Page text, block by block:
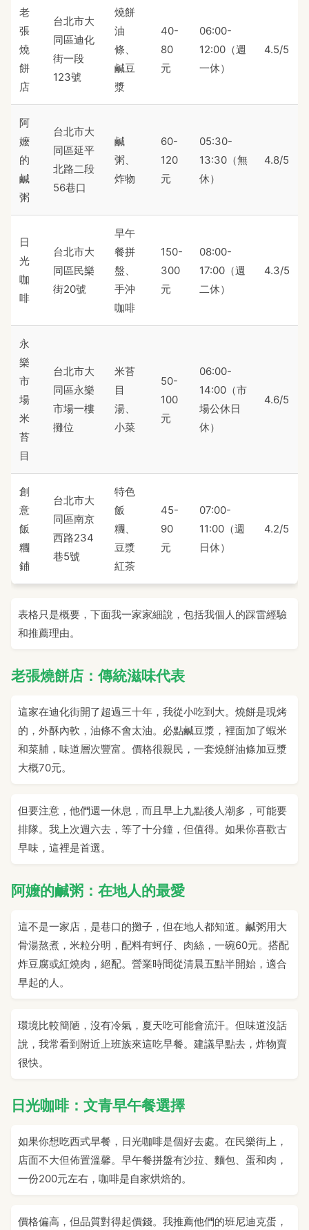
老
張
燒
餅
店
台北市大
同區迪化
街一段
123號
燒餅
油
條、
鹹豆
漿
40-
80
元
06:00-
12:00（週
一休）
4.5/5
阿
嬤
的
鹹
粥
台北市大
同區延平
北路二段
56巷口
鹹
粥、
炸物
60-
120
元
05:30-
13:30（無
休）
4.8/5
日
光
咖
啡
台北市大
同區民樂
街20號
早午
餐拼
盤、
手沖
咖啡
150-
300
元
08:00-
17:00（週
二休）
4.3/5
永
樂
市
場
米
苔
目
台北市大
同區永樂
市場一樓
攤位
米苔
目
湯、
小菜
50-
100
元
06:00-
14:00（市
場公休日
休）
4.6/5
創
意
飯
糰
鋪
台北市大
同區南京
西路234
巷5號
特色
飯
糰、
豆漿
紅茶
45-
90
元
07:00-
11:00（週
日休）
4.2/5
表格只是概要，下面我一家家細說，包括我個人的踩雷經驗
和推薦理由。
老張燒餅店：傳統滋味代表
這家在迪化街開了超過三十年，我從小吃到大。燒餅是現烤
的，外酥內軟，油條不會太油。必點鹹豆漿，裡面加了蝦米
和菜脯，味道層次豐富。價格很親民，一套燒餅油條加豆漿
大概70元。
但要注意，他們週一休息，而且早上九點後人潮多，可能要
排隊。我上次週六去，等了十分鐘，但值得。如果你喜歡古
早味，這裡是首選。
阿嬤的鹹粥：在地人的最愛
這不是一家店，是巷口的攤子，但在地人都知道。鹹粥用大
骨湯熬煮，米粒分明，配料有蚵仔、肉絲，一碗60元。搭配
炸豆腐或紅燒肉，絕配。營業時間從清晨五點半開始，適合
早起的人。
環境比較簡陋，沒有冷氣，夏天吃可能會流汗。但味道沒話
說，我常看到附近上班族來這吃早餐。建議早點去，炸物賣
很快。
日光咖啡：文青早午餐選擇
如果你想吃西式早餐，日光咖啡是個好去處。在民樂街上，
店面不大但佈置溫馨。早午餐拼盤有沙拉、麵包、蛋和肉，
一份200元左右，咖啡是自家烘焙的。
價格偏高，但品質對得起價錢。我推薦他們的班尼迪克蛋，